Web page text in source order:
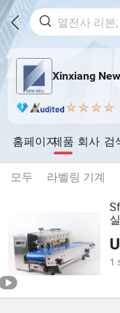
Xinxiang
홈페이지제품 회사 검
모두 라벨링 기계
1